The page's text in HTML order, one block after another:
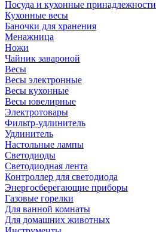
Посуда и кухонные принадлежности
Кухонные весы
Баночки для хранения
Менажница
Ножи
Чайник завароной
Весы
Весы электронные
Весы кухонные
Весы ювелирные
Электротовары
Фильтр-удлинитель
Удлинитель
Настольные лампы
Светодиоды
Светодиодная лента
Контроллер для светодиода
Энергосберегающие приборы
Газовые горелки
Для ванной комнаты
Для домашних животных